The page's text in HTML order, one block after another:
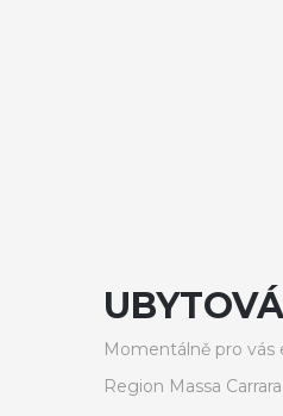
Momentálně pro vás
Region Massa